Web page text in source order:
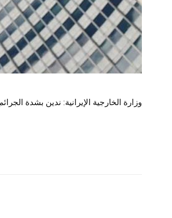
وزارة الخارجية الإيرانية: ندين بشدة